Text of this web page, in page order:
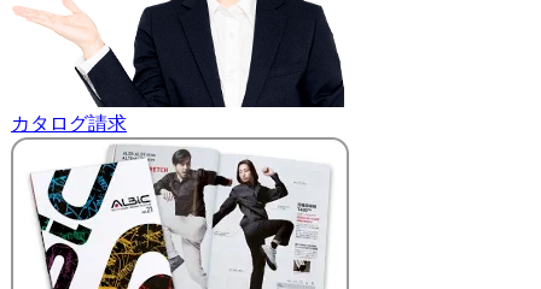
カタログ請求